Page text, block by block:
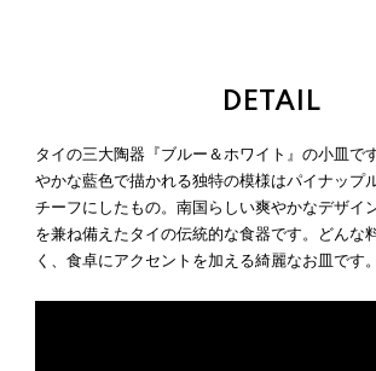
DETAIL
タイの三大陶器『ブルー＆ホワイト』の小皿で
やかな藍色で描かれる独特の模様はパイナップ
チーフにしたもの。南国らしい爽やかなデザイ
を兼ね備えたタイの伝統的な食器です。どんな
く、食卓にアクセントを加える綺麗なお皿です。